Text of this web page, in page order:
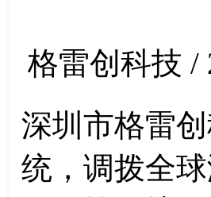
格雷创科技 /
深圳市格雷
统，调拨全